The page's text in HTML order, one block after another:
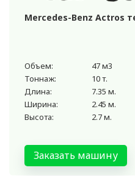
Mercedes-Benz Actros
Объем:
47 м3
Тоннаж:
10 т.
Длина:
7.35 м.
Ширина:
2.45 м.
Высота:
2.7 м.
Заказать машину